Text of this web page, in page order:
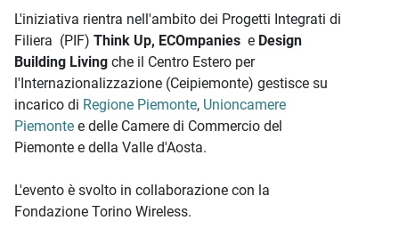
L'iniziativa rientra nell'ambito dei Progetti Integrati di
Filiera (PIF) Think Up, ECOmpanies e Design
Building Living che il Centro Estero per
l'Internazionalizzazione (Ceipiemonte) gestisce su
incarico di Regione Piemonte, Unioncamere
Piemonte e delle Camere di Commercio del
Piemonte e della Valle d'Aosta.
L'evento è svolto in collaborazione con la
Fondazione Torino Wireless.